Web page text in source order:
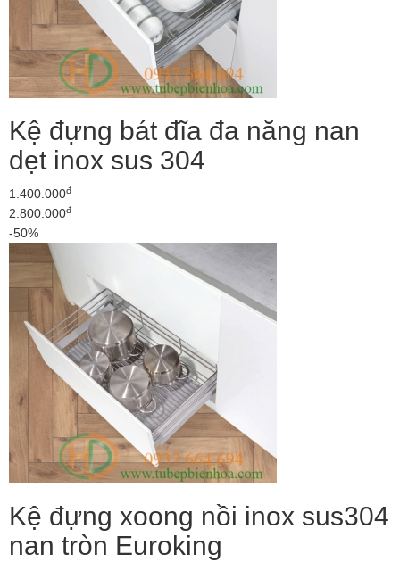
Kệ đựng bát đĩa đa năng nan
dẹt inox sus 304
1.400.000đ
2.800.000đ
-50%
Kệ đựng xoong nồi inox sus304
nan tròn Euroking